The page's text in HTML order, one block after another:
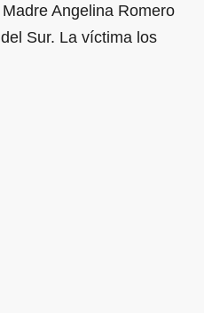
Angelina Romero
Sur. La víctima los